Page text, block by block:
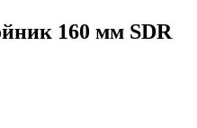
160 мм SDR